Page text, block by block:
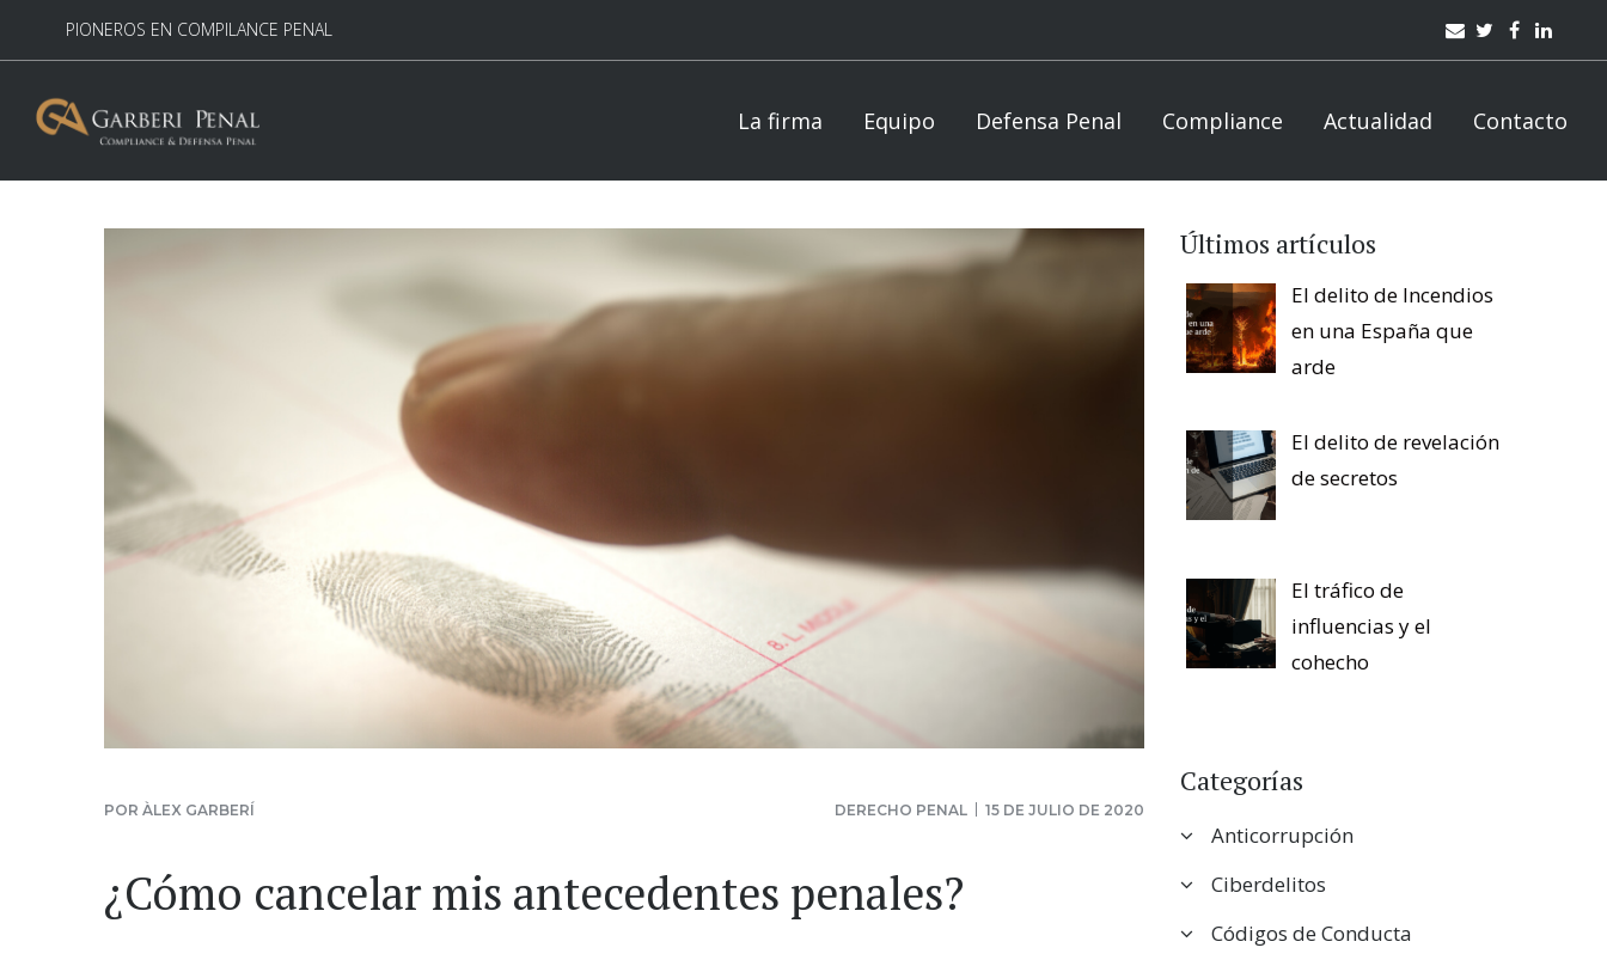
PIONEROS EN COMPILANCE PENAL
La firma Equipo Defensa Penal Compliance Actualidad Contacto
POR ÀLEX GARBERÍ DERECHO PENAL 15 DE JULIO DE 2020
¿Cómo cancelar mis antecedentes penales?
Últimos artículos
El delito de Incendios
en una España que
arde
El delito de revelación
de secretos
El tráfico de
influencias y el
cohecho
Categorías
Anticorrupción
Ciberdelitos
Códigos de Conducta